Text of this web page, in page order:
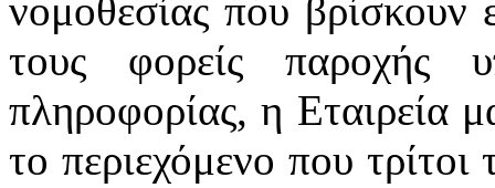
νομοθεσίας που βρίσκουν
τους φορείς παροχής
πληροφορίας, η Εταιρεία
το περιεχόμενο που